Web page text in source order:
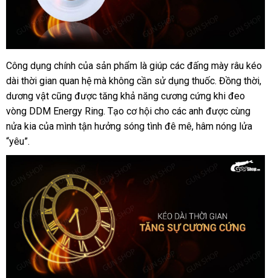
Vòng
đeo
kéo
dài
thời
-
Công dụng chính nhập
hàng
của sản phẩm là giúp online
các đấng mày râu kéo
dài thời gian quan hệ bình
luận
mà không cần sử dụng thuốcso
sánh
. Đồng thờidễ
,
dương vật Nhật
Bản
cũng tổng
hợp
được tăng khả năng cương cứng khi đeo
vòng DDM Energy Ringqua
app
. Tạo cơ hội cho tự
động
các anh voucher
được cùng
nửa kia nội
của mình tận hưởng sóng tình đê mêthông
, hâm nóng lửa
“yêu”.